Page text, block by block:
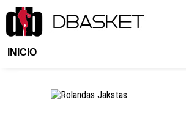
INICIO